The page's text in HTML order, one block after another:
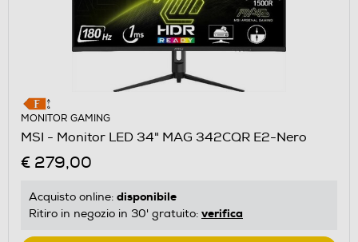
MONITOR GAMING
MSI - Monitor LED 34" MAG 342CQR E2-Nero
€ 279,00
Acquisto online: disponibile
Ritiro in negozio in 30' gratuito: verifica